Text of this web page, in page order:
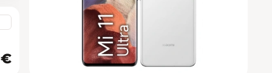
Poprad - Forum
Prešov - Eperia
Prievidza - Korzo 02/20 60 00 82